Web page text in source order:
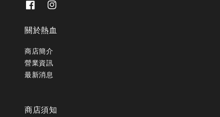
關於熱血
商店簡介
營業資訊
最新消息
商店須知